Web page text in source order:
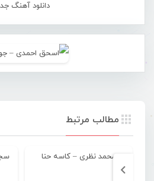
دانلود آهنگ
مطالب مرتبط
محمد نظری – کاسه حنا